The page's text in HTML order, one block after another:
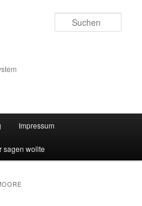
Impressum
sagen wollte